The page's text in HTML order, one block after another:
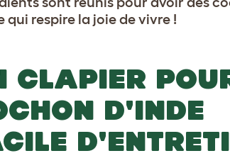
qui respire la joie de vivre !
CLAPIER
D'INDE